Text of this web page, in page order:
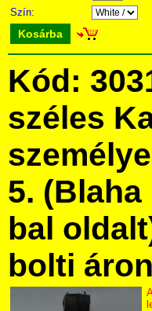
Szín:
Kosárba
Kód:
széles
5.
bal
bolti